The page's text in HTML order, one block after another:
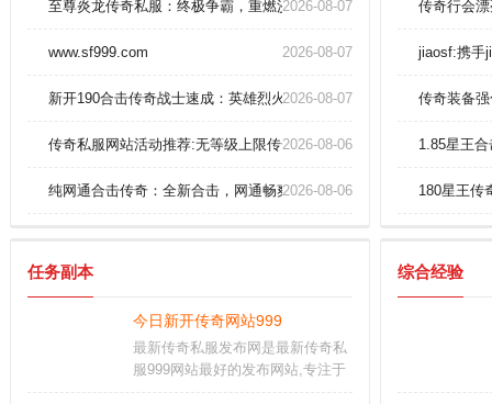
至尊炎龙传奇私服：终极争霸，重燃沙城烽火！
2026-08-07
www.sf999.com 2026-08-07
新开190合击传奇战士速成：英雄烈火剑法横扫千军！
2026-08-07
传奇私服网站活动推荐:无等级上限传奇异常喜悦捡到阎罗手套？
2026-08-06
纯网通合击传奇：全新合击，网通畅爽体验！
2026-08-06
传奇行会
jiaosf:携手
传奇装备
1.85星王
180星王传
任务副本
今日新开传奇网站999
最新传奇私服发布网是最新传奇私
服999网站最好的发布网站,专注于
综合经验